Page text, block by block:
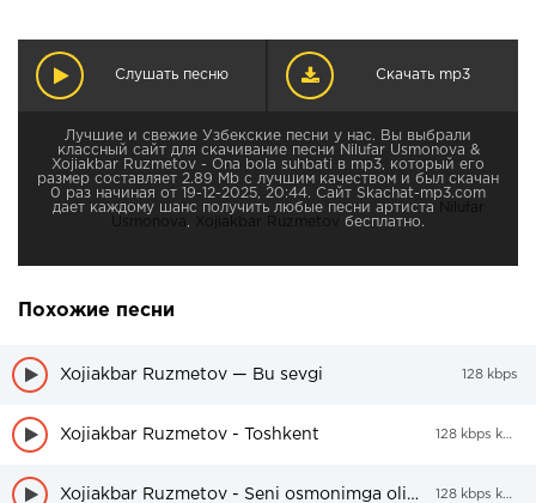
Слушать песню Скачать mp3
Лучшие и свежие Узбекские песни у нас. Вы выбрали
классный сайт для скачивание песни Nilufar Usmonova &
Xojiakbar Ruzmetov - Ona bola suhbati в mp3, который его
размер составляет 2.89 Mb с лучшим качеством и был скачан
0 раз начиная от 19-12-2025, 20:44. Сайт Skachat-mp3.com
дает каждому шанс получить любые песни артиста
Nilufar
Usmonova
Xojiakbar Ruzmetov бесплатно.
Похожие песни
Xojiakbar Ruzmetov — Bu sevgi 128 kbps
Xojiakbar Ruzmetov - Toshkent 128 kbps kbps
Xojiakbar Ruzmetov - Seni osmonimga olib ketaman 128 kbps kbps